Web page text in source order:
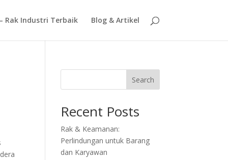
Rak Industri Terbaik Blog & Artikel
Search
Recent Posts
Rak & Keamanan:
Perlindungan untuk Barang
dan Karyawan